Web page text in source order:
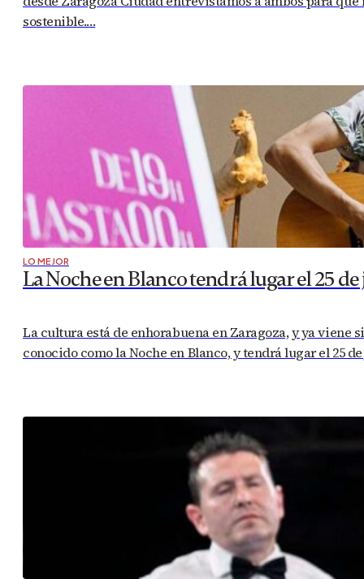
sostenible.…
LO MEJOR
La Noche en Blanco tendrá lugar el 25
La cultura está de enhorabuena en Zaragoza, y ya viene
conocido como la Noche en Blanco, y tendrá lugar el 25